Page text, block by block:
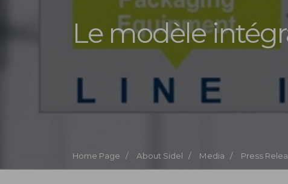
Home Page / About Sidel / Media / Press
Le modèle